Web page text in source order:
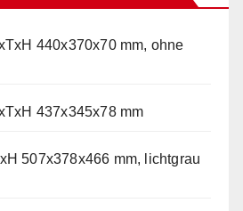
440x370x70 mm, ohne
437x345x78 mm
507x378x466 mm, lichtgrau